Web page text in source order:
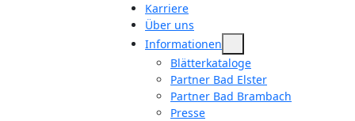
Karriere
Über uns
Informationen
Blätterkataloge
Partner Bad Elster
Partner Bad Brambach
Presse